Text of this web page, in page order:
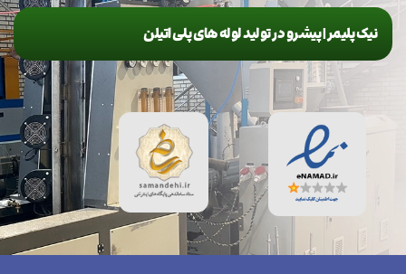
نیک پلیمر | پیشرو در تولید لوله های پلی اتیلن